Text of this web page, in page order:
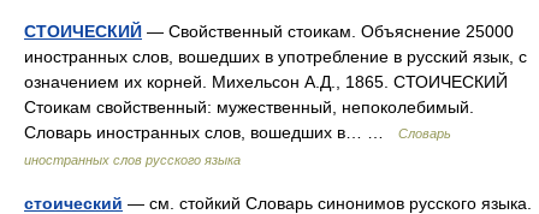
СТОИЧЕСКИЙ — Свойственный стоикам. Объяснение 25000
иностранных слов, вошедших в употребление в русский язык, с
означением их корней. Михельсон А.Д., 1865. СТОИЧЕСКИЙ
Стоикам свойственный: мужественный, непоколебимый.
Словарь иностранных слов, вошедших в… …
Словарь
иностранных слов русского языка
стоический — см. стойкий Словарь синонимов русского языка.